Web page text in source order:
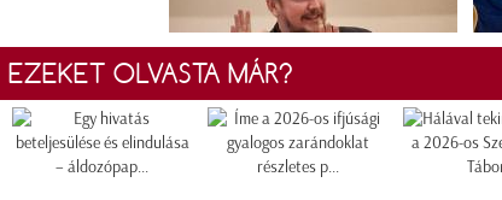
EZEKET OLVASTA MÁR?